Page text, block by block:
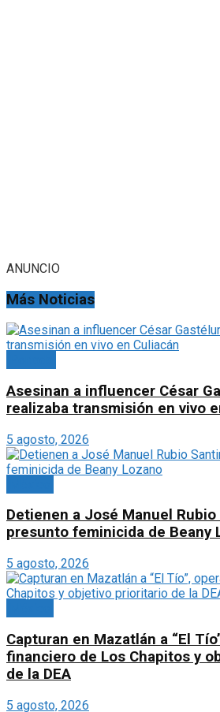
ANUNCIO
Más Noticias
Asesinan a influencer César
realizaba transmisión en vivo
5 agosto, 2026
Detienen a José Manuel Rubio
presunto feminicida de Beany
5 agosto, 2026
Capturan en Mazatlán a “El
financiero de Los Chapitos y
de la DEA
5 agosto, 2026